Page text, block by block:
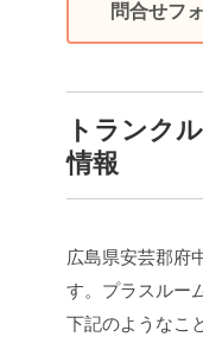
問合せフ
トランク
情報
広島県安芸郡府
す。プラスルー
下記のようなこ